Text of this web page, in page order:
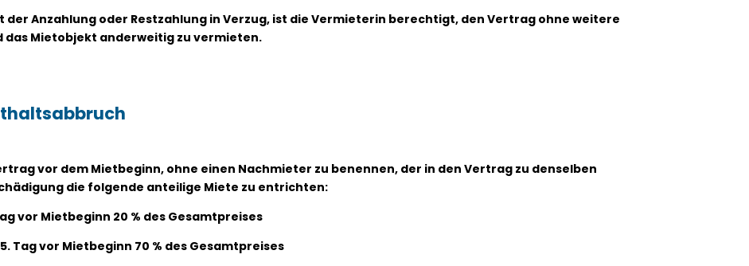
der Anzahlung oder Restzahlung in Verzug, ist die Vermieterin berechtigt, den Vertrag ohne weitere
das Mietobjekt anderweitig zu vermieten.
vor dem Mietbeginn, ohne einen Nachmieter zu benennen, der in den Vertrag zu denselben
die folgende anteilige Miete zu entrichten:
vor Mietbeginn 20 % des Gesamtpreises
Tag vor Mietbeginn 70 % des Gesamtpreises